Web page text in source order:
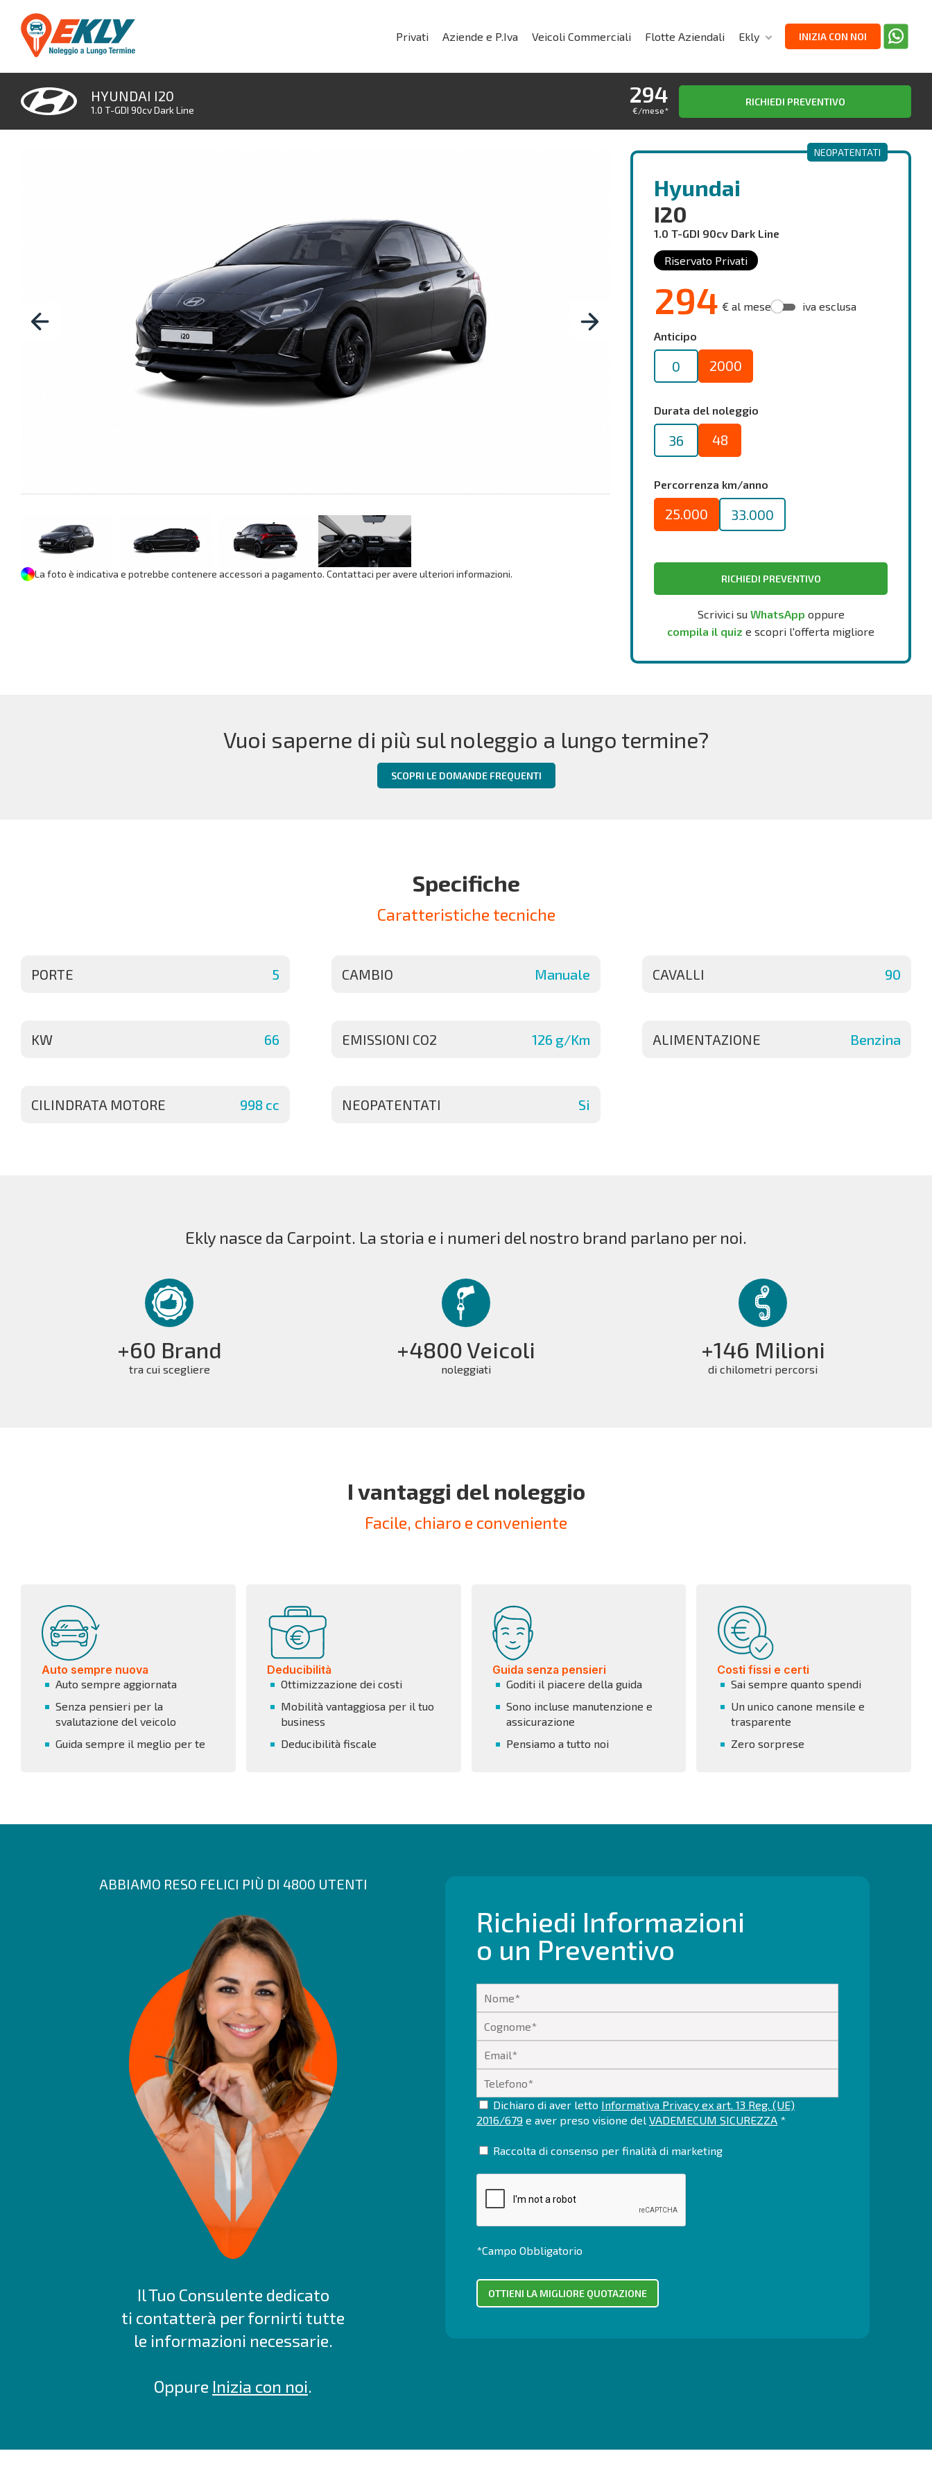
Privati Aziende e P.Iva Veicoli Commerciali Flotte Aziendali Ekly INIZIA CON NOI
HYUNDAI I20
1.0 T-GDI 90cv Dark Line
294
€/mese*
RICHIEDI PREVENTIVO
La foto è indicativa e potrebbe contenere accessori a pagamento. Contattaci per avere ulteriori informazioni.
NEOPATENTATI
Hyundai
I20
1.0 T-GDI 90cv Dark Line
Riservato Privati
294 € al mese iva esclusa
Anticipo
0 2000
Durata del noleggio
36 48
Percorrenza km/anno
25.000 33.000
RICHIEDI PREVENTIVO
Scrivici su WhatsApp oppure
compila il quiz e scopri l'offerta migliore
Vuoi saperne di più sul noleggio a lungo termine?
SCOPRI LE DOMANDE FREQUENTI
Specifiche
Caratteristiche tecniche
PORTE 5 CAMBIO Manuale CAVALLI 90
KW 66 EMISSIONI CO2 126 g/Km ALIMENTAZIONE Benzina
CILINDRATA MOTORE 998 cc NEOPATENTATI Si
Ekly nasce da Carpoint. La storia e i numeri del nostro brand parlano per noi.
+60 Brand
tra cui scegliere
+4800 Veicoli
noleggiati
+146 Milioni
di chilometri percorsi
I vantaggi del noleggio
Facile, chiaro e conveniente
Auto sempre nuova
Auto sempre aggiornata
Senza pensieri per la
svalutazione del veicolo
Guida sempre il meglio per te
Deducibilità
Ottimizzazione dei costi
Mobilità vantaggiosa per il tuo
business
Deducibilità fiscale
Guida senza pensieri
Goditi il piacere della guida
Sono incluse manutenzione e
assicurazione
Pensiamo a tutto noi
Costi fissi e certi
Sai sempre quanto spendi
Un unico canone mensile e
trasparente
Zero sorprese
ABBIAMO RESO FELICI PIÙ DI 4800 UTENTI
Il Tuo Consulente dedicato
ti contatterà per fornirti tutte
le informazioni necessarie.
Oppure Inizia con noi.
Richiedi Informazioni
o un Preventivo
Dichiaro di aver letto Informativa Privacy ex art. 13 Reg. (UE)
2016/679 e aver preso visione del VADEMECUM SICUREZZA *
Raccolta di consenso per finalità di marketing
*Campo Obbligatorio